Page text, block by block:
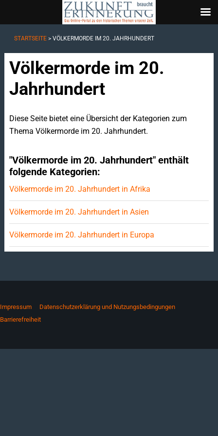
STARTSEITE> VÖLKERMORDE IM 20. JAHRHUNDERT
Völkermorde im 20.
Jahrhundert
Diese Seite bietet eine Übersicht der Kategorien zum
Thema Völkermorde im 20. Jahrhundert.
"Völkermorde im 20. Jahrhundert" enthält
folgende Kategorien:
Völkermorde im 20. Jahrhundert in Afrika
Völkermorde im 20. Jahrhundert in Asien
Völkermorde im 20. Jahrhundert in Europa
Impressum
Datenschutzerklärung und Nutzungsbedingungen
Barrierefreiheit